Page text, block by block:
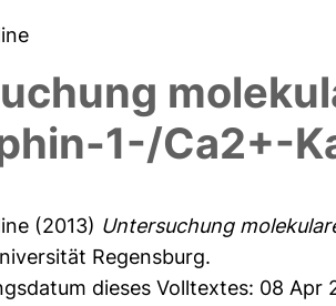
1-/Ca2+-
(2013) Untersuchung
Regensburg.
dieses Volltextes: 08 Apr